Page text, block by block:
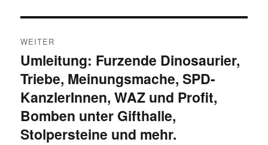
WEITER
Nächster
Beitrag:
Umleitung: Furzende Dinosaurier,
Triebe, Meinungsmache, SPD-
KanzlerInnen, WAZ und Profit,
Bomben unter Gifthalle,
Stolpersteine und mehr.